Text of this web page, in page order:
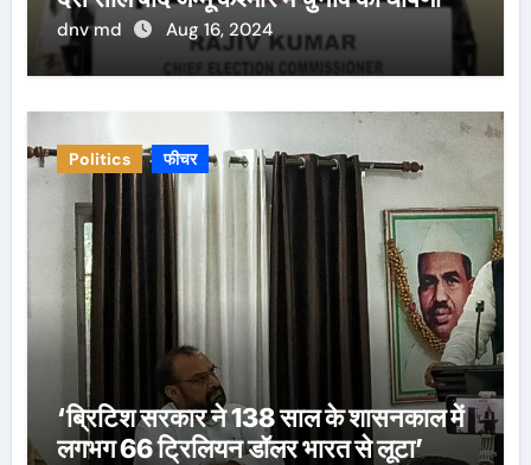
dnv md Aug 16, 2024
Politics फीचर
‘ब्रिटिश सरकार ने 138 साल के शासनकाल में
लगभग 66 ट्रिलियन डॉलर भारत से लूटा’